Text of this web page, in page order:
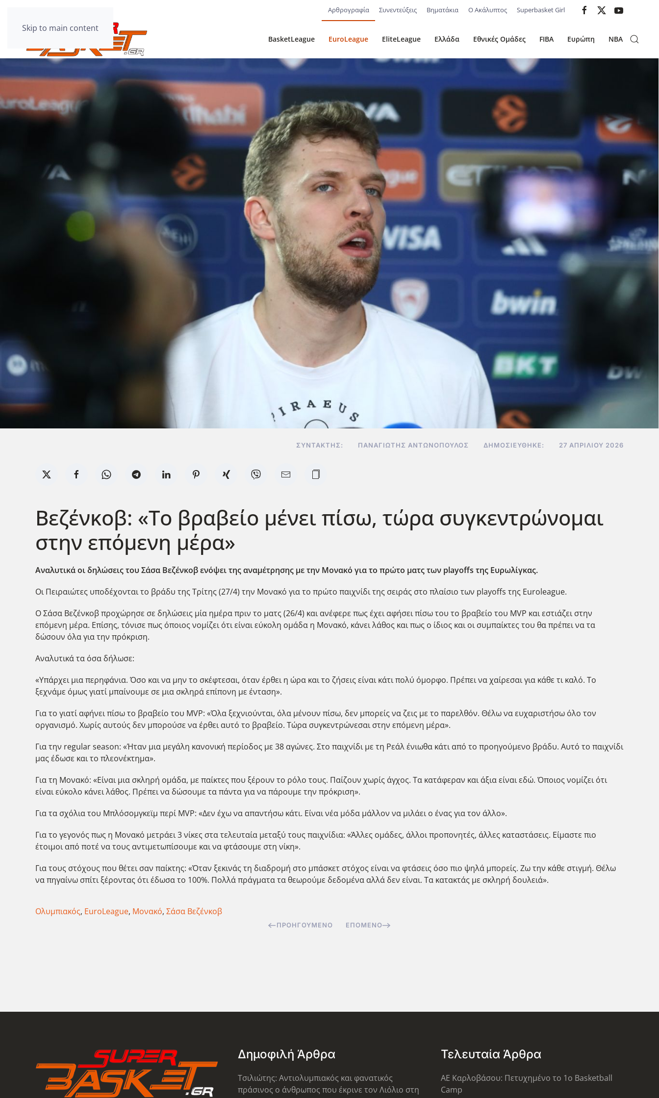
Skip to main content
Αρθρογραφία Συνεντεύξεις Βηματάκια Ο Ακάλυπτος Superbasket Girl
BasketLeague EuroLeague EliteLeague Ελλάδα Εθνικές Ομάδες FIBA Ευρώπη NBA
ΣΥΝΤΆΚΤΗΣ: ΠΑΝΑΓΙΏΤΗΣ ΑΝΤΩΝΌΠΟΥΛΟΣ ΔΗΜΟΣΙΕΎΘΗΚΕ: 27 ΑΠΡΙΛΊΟΥ 2026
Βεζένκοβ: «Το βραβείο μένει πίσω, τώρα συγκεντρώνομαι
στην επόμενη μέρα»
Αναλυτικά οι δηλώσεις του Σάσα Βεζένκοβ ενόψει της αναμέτρησης με την Μονακό για το πρώτο ματς των playoffs της Ευρωλίγκας.
Οι Πειραιώτες υποδέχονται το βράδυ της Τρίτης (27/4) την Μονακό για το πρώτο παιχνίδι της σειράς στο πλαίσιο των playoffs της Euroleague.
Ο Σάσα Βεζένκοβ προχώρησε σε δηλώσεις μία ημέρα πριν το ματς (26/4) και ανέφερε πως έχει αφήσει πίσω του το βραβείο του MVP και εστιάζει στην
επόμενη μέρα. Επίσης, τόνισε πως όποιος νομίζει ότι είναι εύκολη ομάδα η Μονακό, κάνει λάθος και πως ο ίδιος και οι συμπαίκτες του θα πρέπει να τα
δώσουν όλα για την πρόκριση.
Αναλυτικά τα όσα δήλωσε:
«Υπάρχει μια περηφάνια. Όσο και να μην το σκέφτεσαι, όταν έρθει η ώρα και το ζήσεις είναι κάτι πολύ όμορφο. Πρέπει να χαίρεσαι για κάθε τι καλό. Το
ξεχνάμε όμως γιατί μπαίνουμε σε μια σκληρά επίπονη με ένταση».
Για το γιατί αφήνει πίσω το βραβείο του MVP: «Όλα ξεχνιούνται, όλα μένουν πίσω, δεν μπορείς να ζεις με το παρελθόν. Θέλω να ευχαριστήσω όλο τον
οργανισμό. Χωρίς αυτούς δεν μπορούσε να έρθει αυτό το βραβείο. Τώρα συγκεντρώνεσαι στην επόμενη μέρα».
Για την regular season: «Ήταν μια μεγάλη κανονική περίοδος με 38 αγώνες. Στο παιχνίδι με τη Ρεάλ ένιωθα κάτι από το προηγούμενο βράδυ. Αυτό το παιχνίδι
μας έδωσε και το πλεονέκτημα».
Για τη Μονακό: «Είναι μια σκληρή ομάδα, με παίκτες που ξέρουν το ρόλο τους. Παίζουν χωρίς άγχος. Τα κατάφεραν και άξια είναι εδώ. Όποιος νομίζει ότι
είναι εύκολο κάνει λάθος. Πρέπει να δώσουμε τα πάντα για να πάρουμε την πρόκριση».
Για τα σχόλια του Μπλόσομγκεϊμ περί MVP: «Δεν έχω να απαντήσω κάτι. Είναι νέα μόδα μάλλον να μιλάει ο ένας για τον άλλο».
Για το γεγονός πως η Μονακό μετράει 3 νίκες στα τελευταία μεταξύ τους παιχνίδια: «Άλλες ομάδες, άλλοι προπονητές, άλλες καταστάσεις. Είμαστε πιο
έτοιμοι από ποτέ να τους αντιμετωπίσουμε και να φτάσουμε στη νίκη».
Για τους στόχους που θέτει σαν παίκτης: «Όταν ξεκινάς τη διαδρομή στο μπάσκετ στόχος είναι να φτάσεις όσο πιο ψηλά μπορείς. Ζω την κάθε στιγμή. Θέλω
να πηγαίνω σπίτι ξέροντας ότι έδωσα το 100%. Πολλά πράγματα τα θεωρούμε δεδομένα αλλά δεν είναι. Τα κατακτάς με σκληρή δουλειά».
Ολυμπιακός, EuroLeague, Μονακό, Σάσα Βεζένκοβ
ΠΡΟΗΓΟΎΜΕΝΟ ΕΠΌΜΕΝΟ
Δημοφιλή Άρθρα
Τσιλιώτης: Αντιολυμπιακός και φανατικός
πράσινος ο άνθρωπος που έκρινε τον Λιόλιο στη
Τελευταία Άρθρα
ΑΕ Καρλοβάσου: Πετυχημένο το 1ο Basketball
Camp